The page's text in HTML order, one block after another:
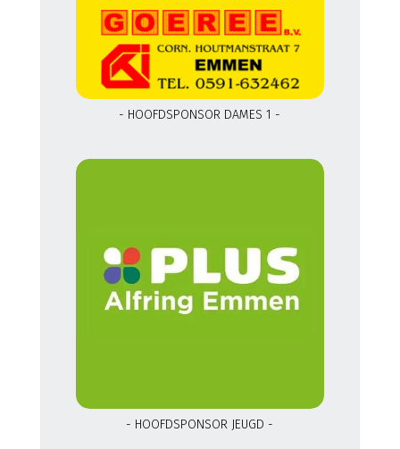
- HOOFDSPONSOR DAMES 1 -
- HOOFDSPONSOR JEUGD -